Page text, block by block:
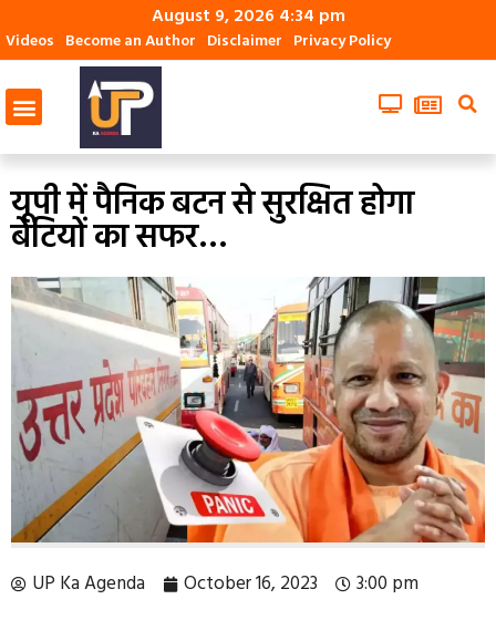
August 9, 2026 4:34 pm
Videos Become an Author Disclaimer Privacy Policy
यूपी में पैनिक बटन से सुरक्षित होगा
बेटियों का सफर…
UP Ka Agenda October 16, 2023 3:00 pm